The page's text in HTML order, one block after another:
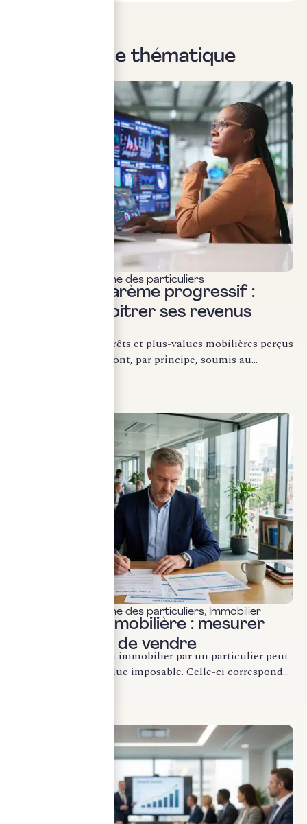
Sur la même thématique
Fiscalité & patrimoine des particuliers
Flat tax ou barème progressif :
comment arbitrer ses revenus
Les dividendes, intérêts et plus-values mobilières perçus
par les particuliers sont, par principe, soumis au...
Fiscalité & patrimoine des particuliers, Immobilier
Plus-value immobilière : mesurer
l’impôt avant de vendre
La cession d’un bien immobilier par un particulier peut
générer une plus-value imposable. Celle-ci correspond...